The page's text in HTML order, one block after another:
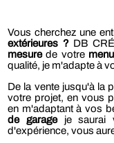
Vous cherchez une
extérieures ?DB
mesurede votre
qualité, je m'adapte à
De la vente jusqu'à la
votre projet, en vous
en m'adaptant à vos
de garageje saurai
d'expérience, vous